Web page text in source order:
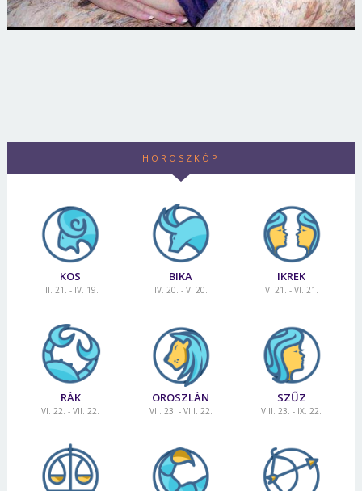
HOROSZKÓP
KOS
III. 21. - IV. 19.
BIKA
IV. 20. - V. 20.
IKREK
V. 21. - VI. 21.
RÁK
VI. 22. - VII. 22.
OROSZLÁN
VII. 23. - VIII. 22.
SZŰZ
VIII. 23. - IX. 22.